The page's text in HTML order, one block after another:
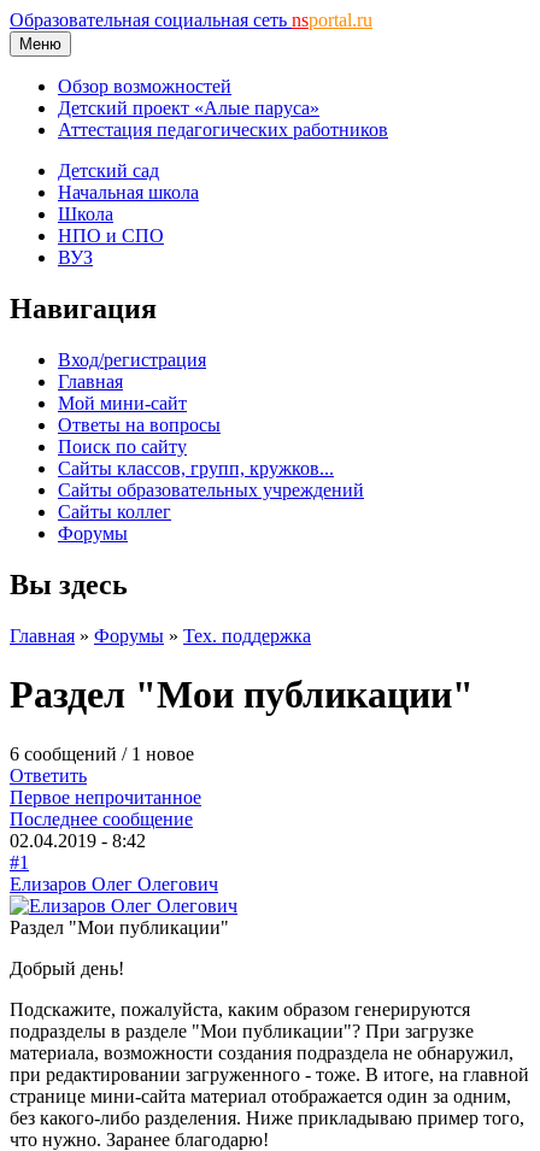
Образовательная социальная сеть nsportal.ru
Меню
Обзор возможностей
Детский проект «Алые паруса»
Аттестация педагогических работников
Детский сад
Начальная школа
Школа
НПО и СПО
ВУЗ
Навигация
Вход/регистрация
Главная
Мой мини-сайт
Ответы на вопросы
Поиск по сайту
Сайты классов, групп, кружков...
Сайты образовательных учреждений
Сайты коллег
Форумы
Вы здесь
Главная » Форумы » Тех. поддержка
Раздел "Мои публикации"
6 сообщений / 1 новое
Ответить
Первое непрочитанное
Последнее сообщение
02.04.2019 - 8:42
#1
Елизаров Олег Олегович
Раздел "Мои публикации"
Добрый день!
Подскажите, пожалуйста, каким образом генерируются
подразделы в разделе "Мои публикации"? При загрузке
материала, возможности создания подраздела не обнаружил,
при редактировании загруженного - тоже. В итоге, на главной
странице мини-сайта материал отображается один за одним,
без какого-либо разделения. Ниже прикладываю пример того,
что нужно. Заранее благодарю!